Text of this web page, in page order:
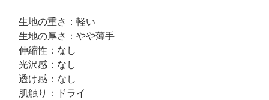
生地の重さ：軽い
生地の厚さ：やや薄手
伸縮性：なし
光沢感：なし
透け感：なし
肌触り：ドライ